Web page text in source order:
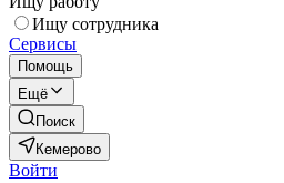
Ищу сотрудника
Сервисы
Помощь
Ещё
Поиск
Кемерово
Войти